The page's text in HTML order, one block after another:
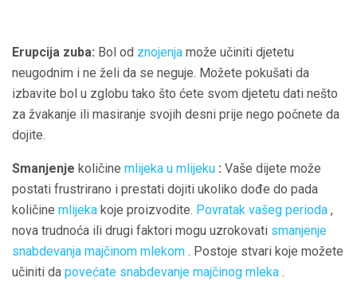
Erupcija zuba: Bol od znojenja može učiniti djetetu
neugodnim i ne želi da se neguje. Možete pokušati da
izbavite bol u zglobu tako što ćete svom djetetu dati nešto
za žvakanje ili masiranje svojih desni prije nego počnete da
dojite.
Smanjenje količine mlijeka u mlijeku : Vaše dijete može
postati frustrirano i prestati dojiti ukoliko dođe do pada
količine mlijeka koje proizvodite. Povratak vašeg perioda ,
nova trudnoća ili drugi faktori mogu uzrokovati smanjenje
snabdevanja majčinom mlekom . Postoje stvari koje možete
učiniti da povećate snabdevanje majčinog mleka .